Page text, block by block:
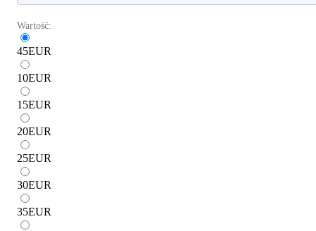
Wartość:
45EUR
10EUR
15EUR
20EUR
25EUR
30EUR
35EUR